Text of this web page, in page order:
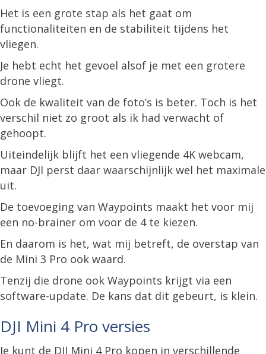
Het is een grote stap als het gaat om
functionaliteiten en de stabiliteit tijdens het
vliegen.
Je hebt echt het gevoel alsof je met een grotere
drone vliegt.
Ook de kwaliteit van de foto’s is beter. Toch is het
verschil niet zo groot als ik had verwacht of
gehoopt.
Uiteindelijk blijft het een vliegende 4K webcam,
maar DJI perst daar waarschijnlijk wel het maximale
uit.
De toevoeging van Waypoints maakt het voor mij
een no-brainer om voor de 4 te kiezen.
En daarom is het, wat mij betreft, de overstap van
de Mini 3 Pro ook waard.
Tenzij die drone ook Waypoints krijgt via een
software-update. De kans dat dit gebeurt, is klein.
DJI Mini 4 Pro versies
Je kunt de DJI Mini 4 Pro kopen in verschillende